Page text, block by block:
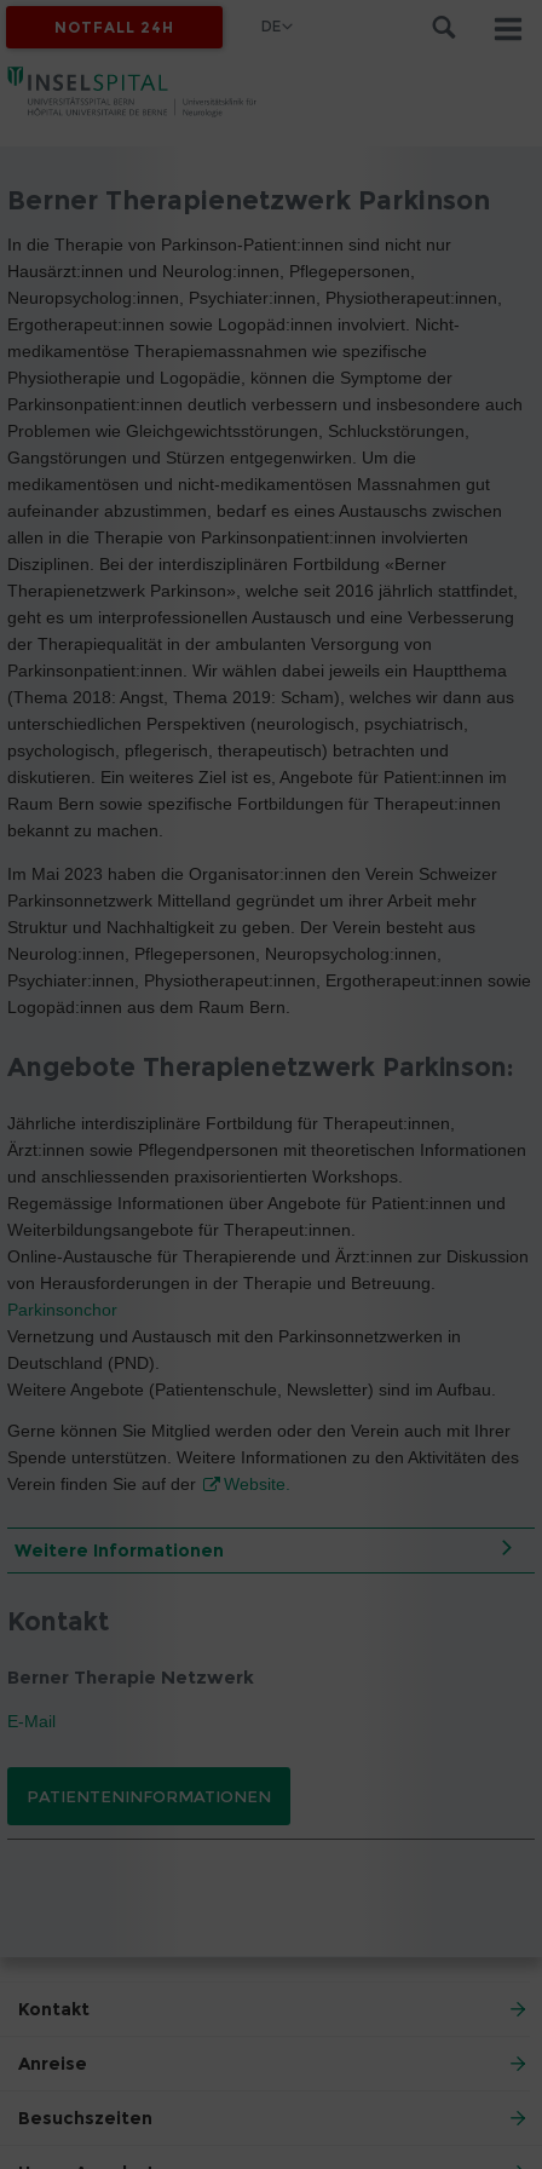
NOTFALL 24H DE
Berner Therapienetzwerk Parkinson
In die Therapie von Parkinson-Patient:innen sind nicht nur
Hausärzt:innen und Neurolog:innen, Pflegepersonen,
Neuropsycholog:innen, Psychiater:innen, Physiotherapeut:innen,
Ergotherapeut:innen sowie Logopäd:innen involviert. Nicht-
medikamentöse Therapiemassnahmen wie spezifische
Physiotherapie und Logopädie, können die Symptome der
Parkinsonpatient:innen deutlich verbessern und insbesondere auch
Problemen wie Gleichgewichtsstörungen, Schluckstörungen,
Gangstörungen und Stürzen entgegenwirken. Um die
medikamentösen und nicht-medikamentösen Massnahmen gut
aufeinander abzustimmen, bedarf es eines Austauschs zwischen
allen in die Therapie von Parkinsonpatient:innen involvierten
Disziplinen. Bei der interdisziplinären Fortbildung «Berner
Therapienetzwerk Parkinson», welche seit 2016 jährlich stattfindet,
geht es um interprofessionellen Austausch und eine Verbesserung
der Therapiequalität in der ambulanten Versorgung von
Parkinsonpatient:innen. Wir wählen dabei jeweils ein Hauptthema
(Thema 2018: Angst, Thema 2019: Scham), welches wir dann aus
unterschiedlichen Perspektiven (neurologisch, psychiatrisch,
psychologisch, pflegerisch, therapeutisch) betrachten und
diskutieren. Ein weiteres Ziel ist es, Angebote für Patient:innen im
Raum Bern sowie spezifische Fortbildungen für Therapeut:innen
bekannt zu machen.
Im Mai 2023 haben die Organisator:innen den Verein Schweizer
Parkinsonnetzwerk Mittelland gegründet um ihrer Arbeit mehr
Struktur und Nachhaltigkeit zu geben. Der Verein besteht aus
Neurolog:innen, Pflegepersonen, Neuropsycholog:innen,
Psychiater:innen, Physiotherapeut:innen, Ergotherapeut:innen sowie
Logopäd:innen aus dem Raum Bern.
Angebote Therapienetzwerk Parkinson:
Jährliche interdisziplinäre Fortbildung für Therapeut:innen,
Ärzt:innen sowie Pflegendpersonen mit theoretischen Informationen
und anschliessenden praxisorientierten Workshops.
Regemässige Informationen über Angebote für Patient:innen und
Weiterbildungsangebote für Therapeut:innen.
Online-Austausche für Therapierende und Ärzt:innen zur Diskussion
von Herausforderungen in der Therapie und Betreuung.
Parkinsonchor
Vernetzung und Austausch mit den Parkinsonnetzwerken in
Deutschland (PND).
Weitere Angebote (Patientenschule, Newsletter) sind im Aufbau.
Gerne können Sie Mitglied werden oder den Verein auch mit Ihrer
Spende unterstützen. Weitere Informationen zu den Aktivitäten des
Verein finden Sie auf der
Website.
Weitere Informationen
Kontakt
Berner Therapie Netzwerk
E-Mail
PATIENTENINFORMATIONEN
Kontakt
Anreise
Besuchszeiten